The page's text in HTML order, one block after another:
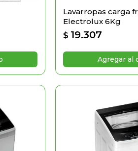
Lavarropas carga
Electrolux 6Kg
$ 19.307